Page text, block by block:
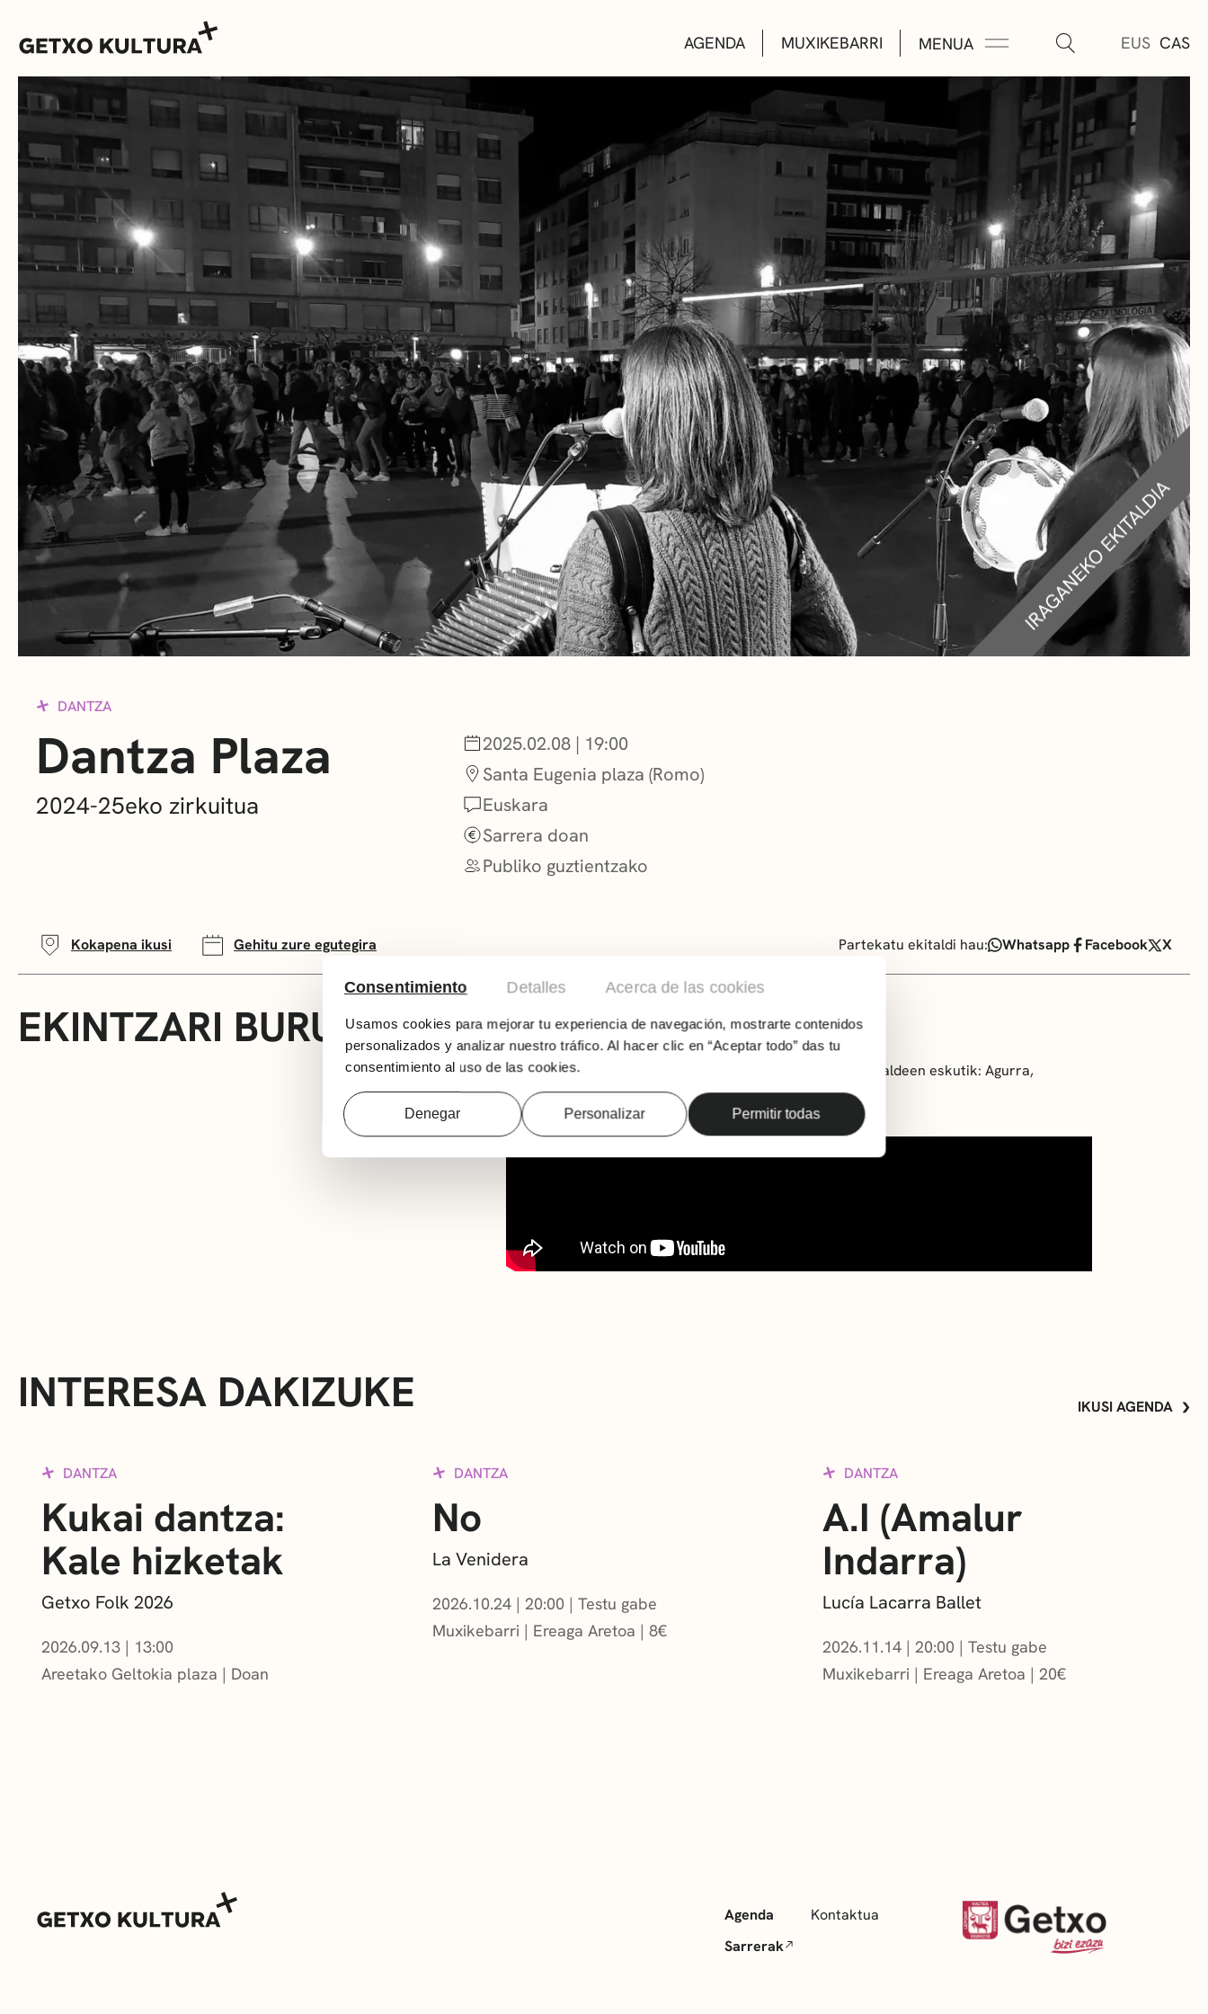
Consentimiento Detalles Acerca de las cookies
Usamos cookies para mejorar tu experiencia de navegación, mostrarte contenidos
personalizados y analizar nuestro tráfico. Al hacer clic en “Aceptar todo” das tu
consentimiento al uso de las cookies.
Denegar Personalizar Permitir todas
AGENDA MUXIKEBARRI MENUA EUS CAS
AGENDA
MUXIKEBARRI
KONTAKTUA
SARRERAK
KULTUR ETXEAK
LIBURUTEGIAK
MUSIKA ESKOLA
DEIALDIAK
BERRIAK
GETXO KULTURA
KULTUR ELKARTEAK
DANTZA
Dantza Plaza
2024-25eko zirkuitua
2025.02.08 | 19:00
Santa Eugenia plaza (Romo)
Euskara
Sarrera doan
Publiko guztientzako
Kokapena ikusi Gehitu zure egutegira Partekatu ekitaldi hau: Whatsapp Facebook X
EKINTZARI BURUZ
Herri-erromeria eta parte-hartze irekia. Getxoko dantzataldeen eskutik: Agurra,
Berantzagi, Itxartu, Itxas Argia eta Zasi Eskola.
INTERESA DAKIZUKE IKUSI AGENDA
DANTZA
Kukai dantza:
Kale hizketak
Getxo Folk 2026
2026.09.13 | 13:00
Areetako Geltokia plaza
Doan
DANTZA
No
La Venidera
2026.10.24| 20:00
Testu gabe
Muxikebarri | Ereaga Aretoa 8€
DANTZA
A.I (Amalur
Indarra)
Lucía Lacarra Ballet
2026.11.14 | 20:00
Testu gabe
Muxikebarri | Ereaga Aretoa 20€
Agenda
Sarrerak
Kontaktua